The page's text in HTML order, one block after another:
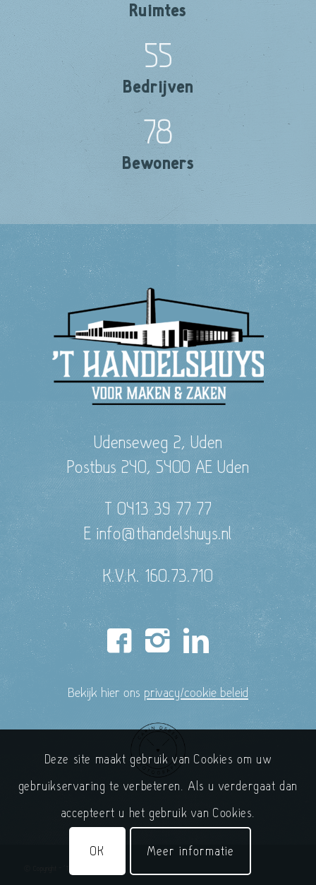
Ruimtes
55
Bedrijven
78
Bewoners
Udenseweg 2, Uden
Postbus 240, 5400 AE Uden
T 0413 39 77 77
E info@thandelshuys.nl
K.V.K. 160.73.710
Bekijk hier ons privacy/cookie beleid
Deze site maakt gebruik van Cookies om uw
gebruikservaring te verbeteren. Als u verdergaat dan
accepteert u het gebruik van Cookies.
OK Meer informatie